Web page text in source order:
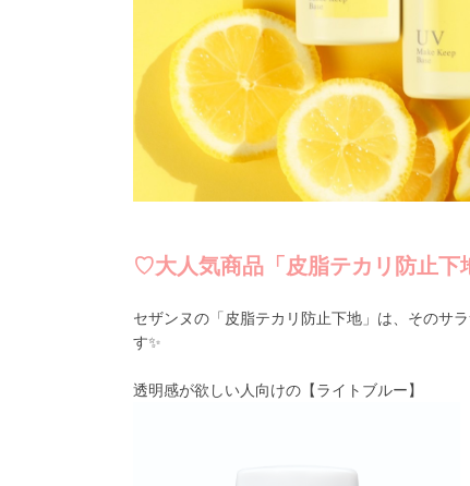
♡大人気商品 「皮脂テカリ防止下
セザンヌの「皮脂テカリ防止下地」は、そのサ
す✨
透明感が欲しい人向けの【ライトブルー】